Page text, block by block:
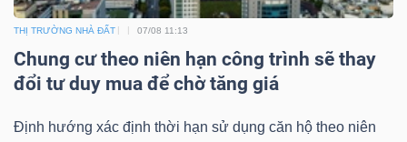
THỊ TRƯỜNG NHÀ ĐẤT 07/08 11:13
Chung cư theo niên hạn công trình sẽ thay
đổi tư duy mua để chờ tăng giá
Định hướng xác định thời hạn sử dụng căn hộ theo niên
TIỆN
ÍCH